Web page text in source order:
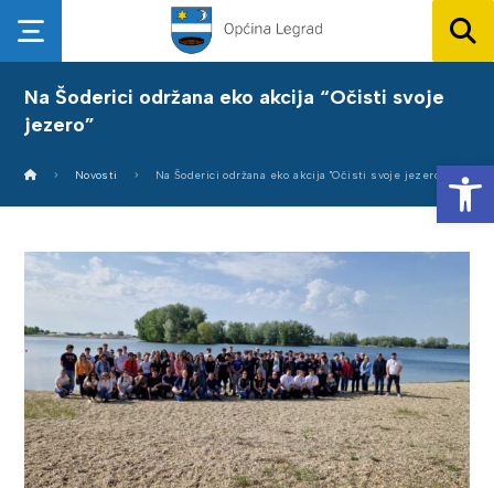
Na Šoderici održana eko akcija “Očisti svoje
jezero”
Novosti Na Šoderici održana eko akcija "Očisti svoje jezero"